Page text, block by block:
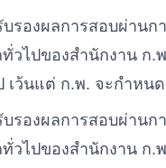
รองผลการสอบผ่านก
วไปของสํานักงาน ก.พ
เว้นแต่ ก.พ. จะกําหน
รองผลการสอบผ่านก
วไปของสํานักงาน ก.พ